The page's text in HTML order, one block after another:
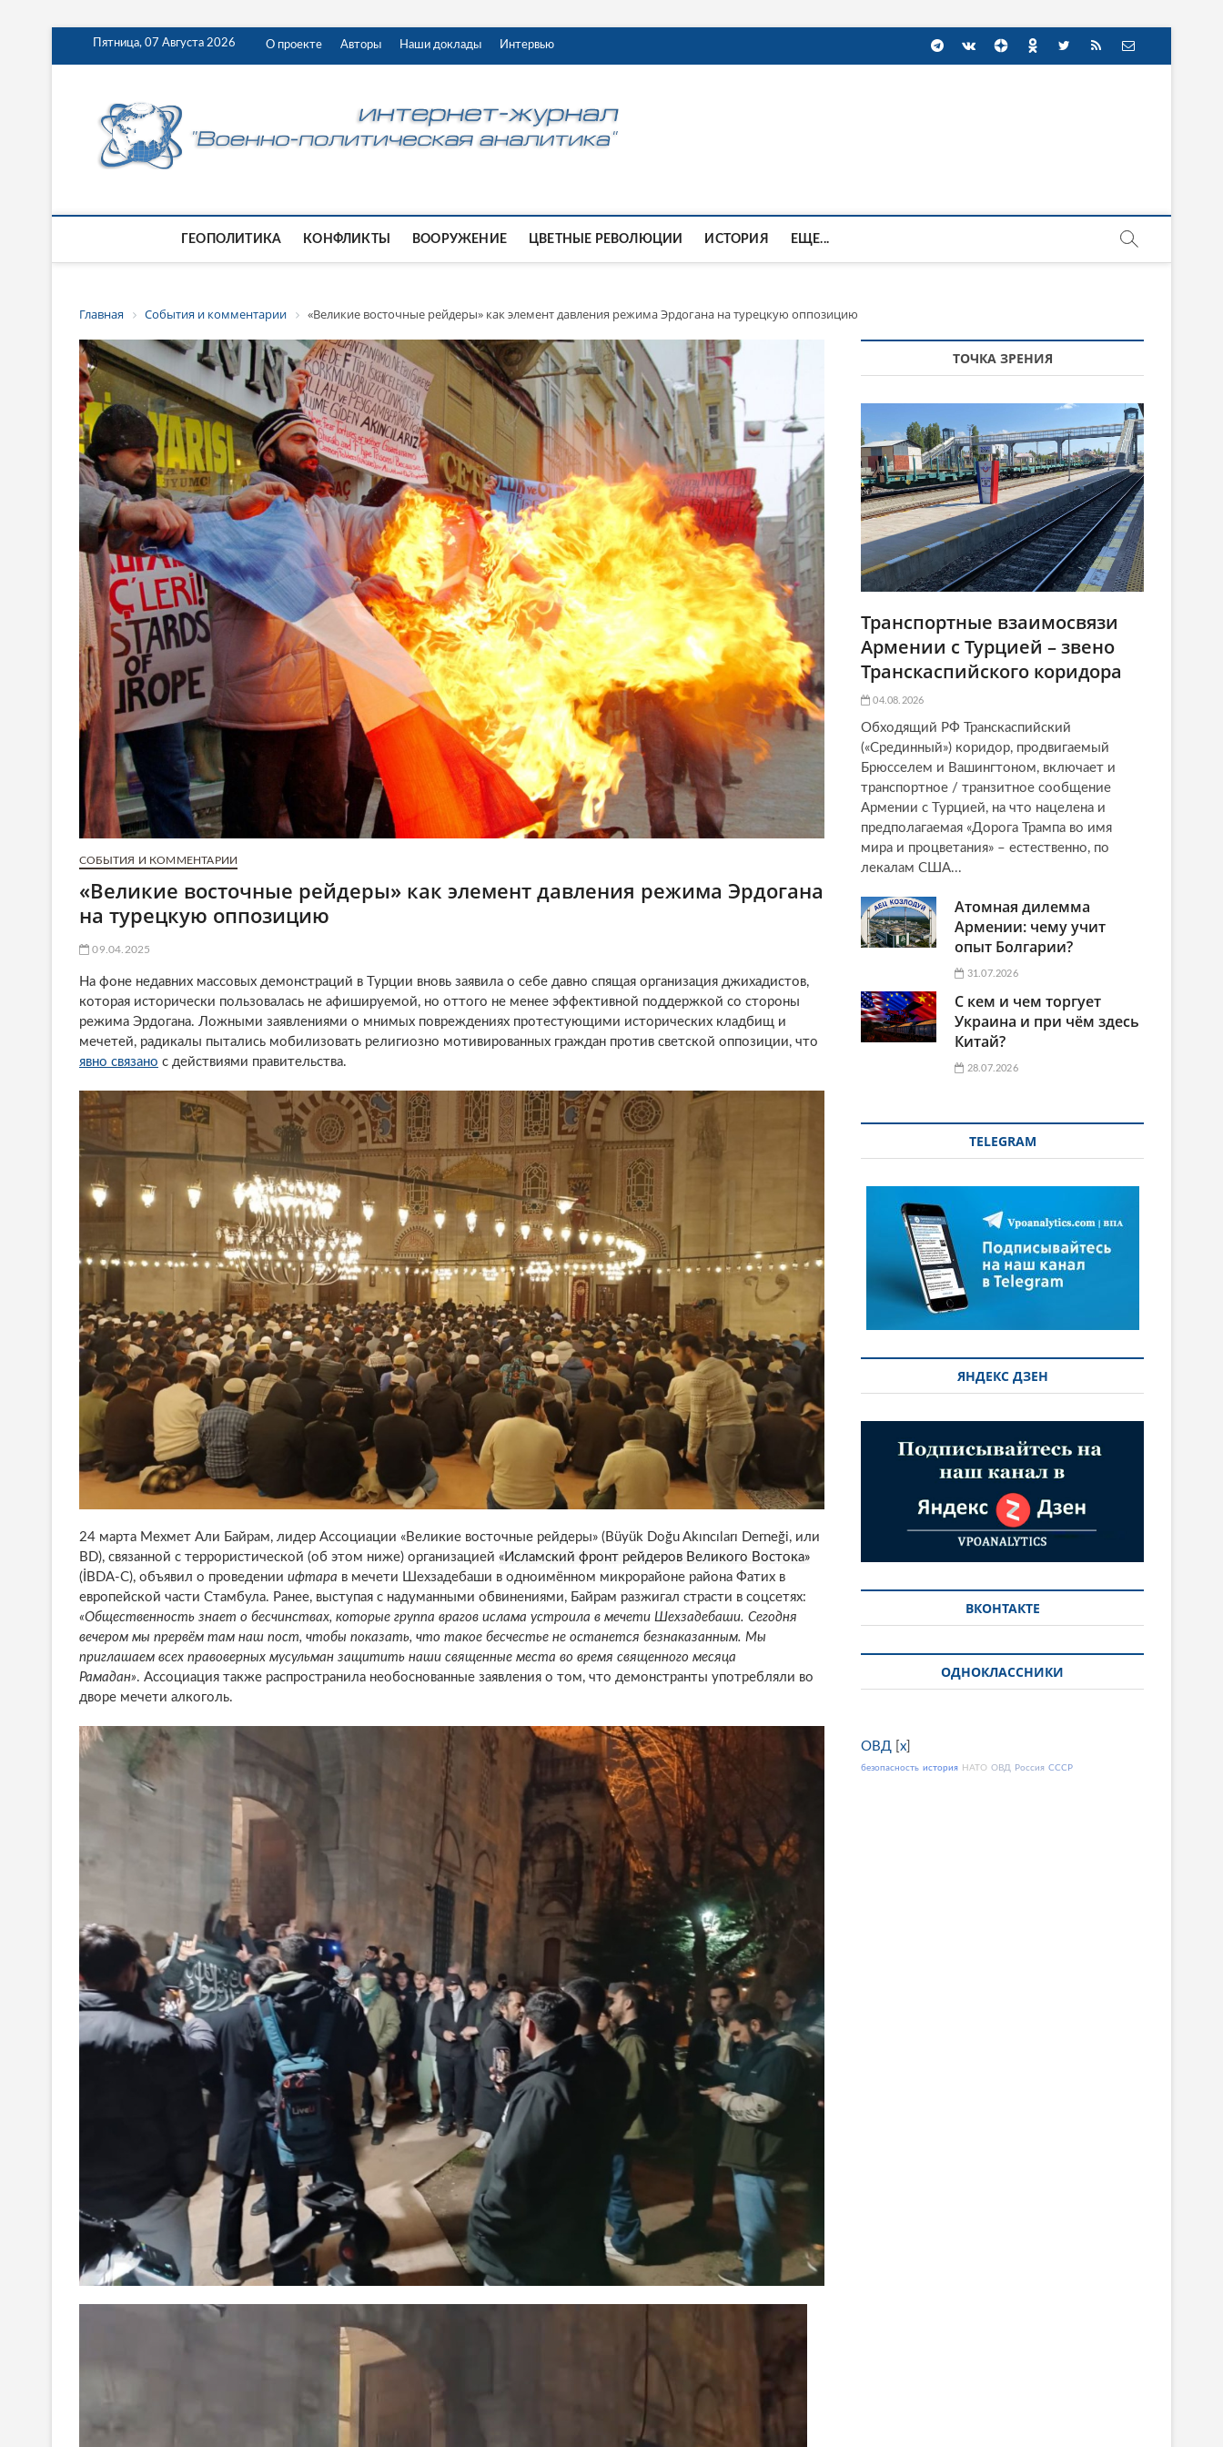
Пятница, 07 Августа 2026 О проекте Авторы Наши доклады Интервью
ГЕОПОЛИТИКА КОНФЛИКТЫ ВООРУЖЕНИЕ ЦВЕТНЫЕ РЕВОЛЮЦИИ ИСТОРИЯ ЕЩЕ...
Главная События и комментарии «Великие восточные рейдеры» как элемент давления режима Эрдогана на турецкую оппозицию
СОБЫТИЯ И КОММЕНТАРИИ
«Великие восточные рейдеры» как элемент давления режима Эрдогана
на турецкую оппозицию
09.04.2025
На фоне недавних массовых демонстраций в Турции вновь заявила о себе давно спящая организация джихадистов,
которая исторически пользовалась не афишируемой, но оттого не менее эффективной поддержкой со стороны
режима Эрдогана. Ложными заявлениями о мнимых повреждениях протестующими исторических кладбищ и
мечетей, радикалы пытались мобилизовать религиозно мотивированных граждан против светской оппозиции, что
явно связано с действиями правительства.
24 марта Мехмет Али Байрам, лидер Ассоциации «Великие восточные рейдеры» (Büyük Doğu Akıncıları Derneği, или
BD), связанной с террористической (об этом ниже) организацией «Исламский фронт рейдеров Великого Востока»
(İBDA-C), объявил о проведении ифтара в мечети Шехзадебаши в одноимённом микрорайоне района Фатих в
европейской части Стамбула. Ранее, выступая с надуманными обвинениями, Байрам разжигал страсти в соцсетях:
«Общественность знает о бесчинствах, которые группа врагов ислама устроила в мечети Шехзадебаши. Сегодня
вечером мы прервём там наш пост, чтобы показать, что такое бесчестье не останется безнаказанным. Мы
приглашаем всех правоверных мусульман защитить наши священные места во время священного месяца
Рамадан». Ассоциация также распространила необоснованные заявления о том, что демонстранты употребляли во
дворе мечети алкоголь.
ТОЧКА ЗРЕНИЯ
Транспортные взаимосвязи
Армении с Турцией – звено
Транскаспийского коридора
04.08.2026
Обходящий РФ Транскаспийский
(«Срединный») коридор, продвигаемый
Брюсселем и Вашингтоном, включает и
транспортное / транзитное сообщение
Армении с Турцией, на что нацелена и
предполагаемая «Дорога Трампа во имя
мира и процветания» – естественно, по
лекалам США...
Атомная дилемма
Армении: чему учит
опыт Болгарии?
31.07.2026
С кем и чем торгует
Украина и при чём здесь
Китай?
28.07.2026
TELEGRAM
ЯНДЕКС ДЗЕН
ВКОНТАКТЕ
ОДНОКЛАССНИКИ
ОВД x
безопасность история НАТО ОВД Россия СССР